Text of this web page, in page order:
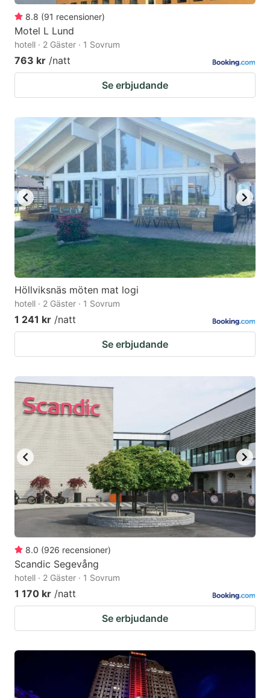
8.8 (91 recensioner)
Motel L Lund
hotell · 2 Gäster · 1 Sovrum
763 kr /natt
Se erbjudande
Höllviksnäs möten mat logi
hotell · 2 Gäster · 1 Sovrum
1 241 kr /natt
Se erbjudande
8.0 (926 recensioner)
Scandic Segevång
hotell · 2 Gäster · 1 Sovrum
1 170 kr /natt
Se erbjudande